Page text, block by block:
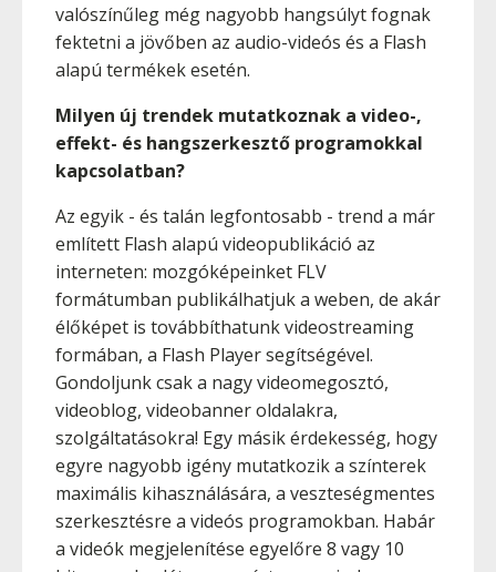
valószínűleg még nagyobb hangsúlyt fognak
fektetni a jövőben az audio-videós és a Flash
alapú termékek esetén.
Milyen új trendek mutatkoznak a video-,
effekt- és hangszerkesztő programokkal
kapcsolatban?
Az egyik - és talán legfontosabb - trend a már
említett Flash alapú videopublikáció az
interneten: mozgóképeinket FLV
formátumban publikálhatjuk a weben, de akár
élőképet is továbbíthatunk videostreaming
formában, a Flash Player segítségével.
Gondoljunk csak a nagy videomegosztó,
videoblog, videobanner oldalakra,
szolgáltatásokra! Egy másik érdekesség, hogy
egyre nagyobb igény mutatkozik a színterek
maximális kihasználására, a veszteségmentes
szerkesztésre a videós programokban. Habár
a videók megjelenítése egyelőre 8 vagy 10